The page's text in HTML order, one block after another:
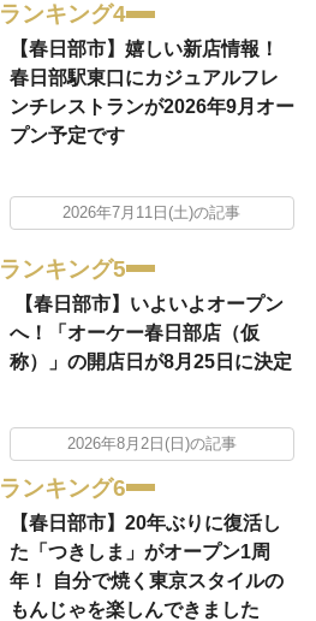
ランキング4
【春日部市】嬉しい新店情報！
春日部駅東口にカジュアルフレ
ンチレストランが2026年9月オー
プン予定です
2026年7月11日(土)の記事
ランキング5
【春日部市】いよいよオープン
へ！「オーケー春日部店（仮
称）」の開店日が8月25日に決定
2026年8月2日(日)の記事
ランキング6
【春日部市】20年ぶりに復活し
た「つきしま」がオープン1周
年！ 自分で焼く東京スタイルの
もんじゃを楽しんできました